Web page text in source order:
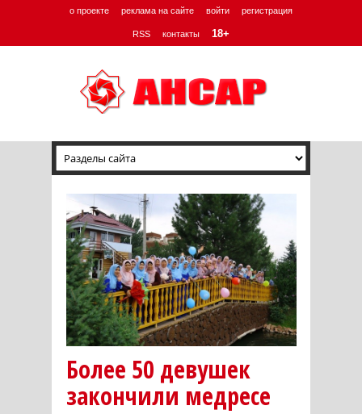
о проекте реклама на сайте войти регистрация
RSS контакты 18+
Более 50 девушек
закончили медресе